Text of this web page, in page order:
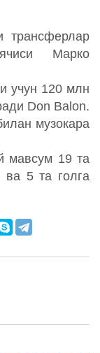
трансферлар
Марко
учун 120 млн
Don Balon.
музокара
мавсум 19 та
ва 5 та голга